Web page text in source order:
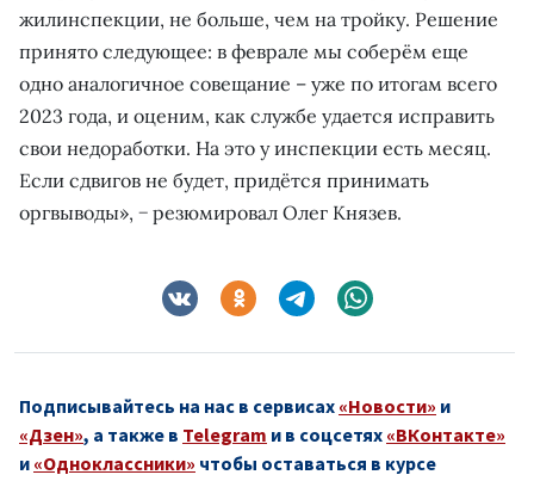
жилинспекции, не больше, чем на тройку. Решение
принято следующее: в феврале мы соберём еще
одно аналогичное совещание – уже по итогам всего
2023 года, и оценим, как службе удается исправить
свои недоработки. На это у инспекции есть месяц.
Если сдвигов не будет, придётся принимать
оргвыводы», − резюмировал Олег Князев.
Подписывайтесь на нас в сервисах «Новости» и
«Дзен», а также в Telegram и в соцсетях «ВКонтакте»
и «Одноклассники» чтобы оставаться в курсе